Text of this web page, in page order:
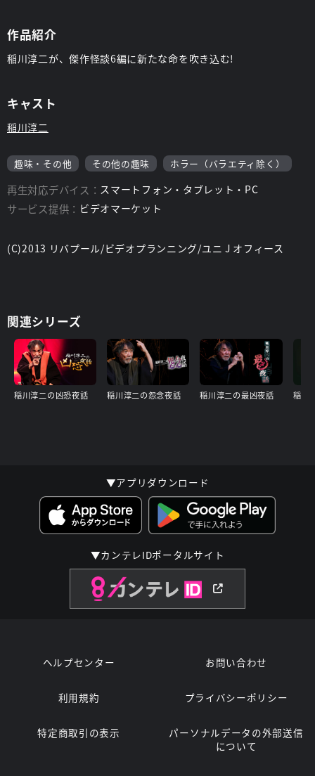
作品紹介
稲川淳二が、傑作怪談6編に新たな命を吹き込む!
キャスト
稲川淳二
趣味・その他 その他の趣味 ホラー（バラエティ除く）
再生対応デバイス： スマートフォン・タブレット・PC
サービス提供： ビデオマーケット
(C)2013 リバプール/ビデオプランニング/ユニ J オフィース
関連シリーズ
稲川淳二の凶恐夜話 稲川淳二の怨念夜話 稲川淳二の最凶夜話 稲川
▼アプリダウンロード
▼カンテレIDポータルサイト
ヘルプセンター お問い合わせ
利用規約 プライバシーポリシー
特定商取引の表示
パーソナルデータの外部送信
について